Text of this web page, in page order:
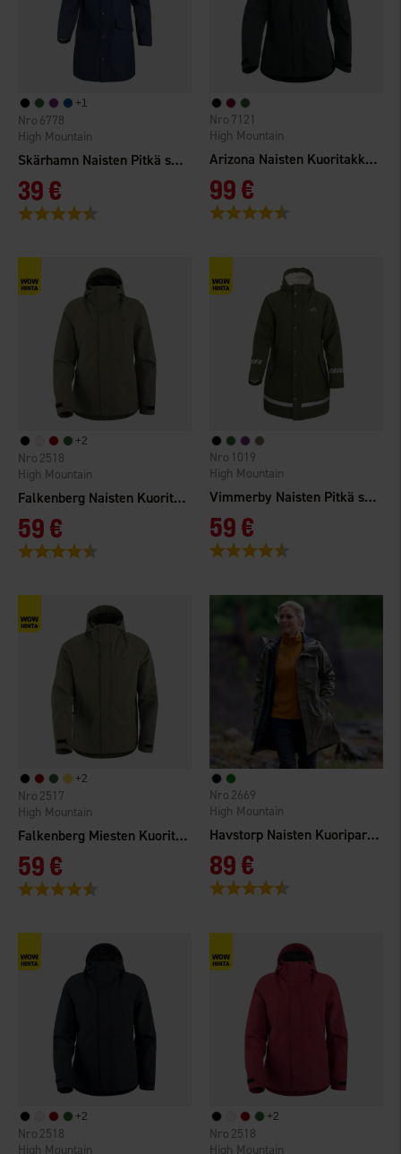
+1
Skärhamn Naisten Pitkä sadetakki WP
High Mountain
6778
39 €
Arvio:
Arizona Naisten Kuoritakki WP
High Mountain
7121
99 €
Arvio:
+2
Falkenberg Naisten Kuoritakki 2.0 WP
High Mountain
2518
59 €
Arvio:
Vimmerby Naisten Pitkä sadetakki Vuorattu
High Mountain
1019
59 €
Arvio:
+2
Falkenberg Miesten Kuoritakki 2.0 WP
High Mountain
2517
59 €
Arvio:
Havstorp Naisten Kuoriparkatakki WP
High Mountain
2669
89 €
Arvio:
+2
High Mountain
2518
+2
High Mountain
2518